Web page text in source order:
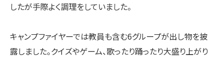
したが手際よく調理をしていました。
キャンプファイヤーでは教員も含む6グループが出し物を披
露しました。クイズやゲーム、歌ったり踊ったり大盛り上がり